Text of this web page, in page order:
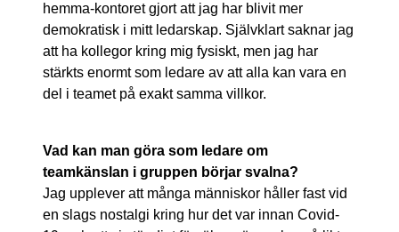
hemma-kontoret gjort att jag har blivit mer
demokratisk i mitt ledarskap. Självklart saknar jag
att ha kollegor kring mig fysiskt, men jag har
stärkts enormt som ledare av att alla kan vara en
del i teamet på exakt samma villkor.
Vad kan man göra som ledare om
teamkänslan i gruppen börjar svalna?
Jag upplever att många människor håller fast vid
en slags nostalgi kring hur det var innan Covid-